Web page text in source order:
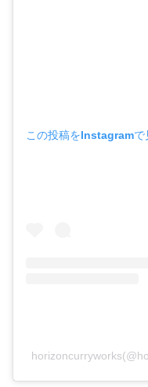
この投稿をInstagramで